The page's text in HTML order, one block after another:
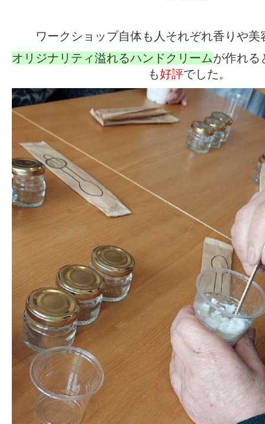
ワークショップ自体も人それぞれ香りや美
オリジナリティ溢れるハンドクリームが作れる
も好評でした。